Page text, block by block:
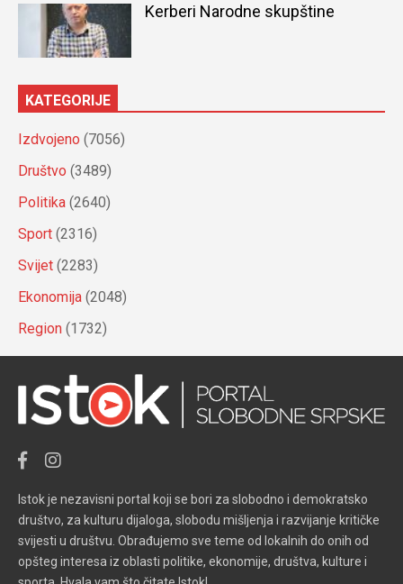
Kerberi Narodne skupštine
KATEGORIJE
Izdvojeno (7056)
Društvo (3489)
Politika (2640)
Sport (2316)
Svijet (2283)
Ekonomija (2048)
Region (1732)
Istok je nezavisni portal koji se bori za slobodno i demokratsko
društvo, za kulturu dijaloga, slobodu mišljenja i razvijanje kritičke
svijesti u društvu. Obrađujemo sve teme od lokalnih do onih od
opšteg interesa iz oblasti politike, ekonomije, društva, kulture i